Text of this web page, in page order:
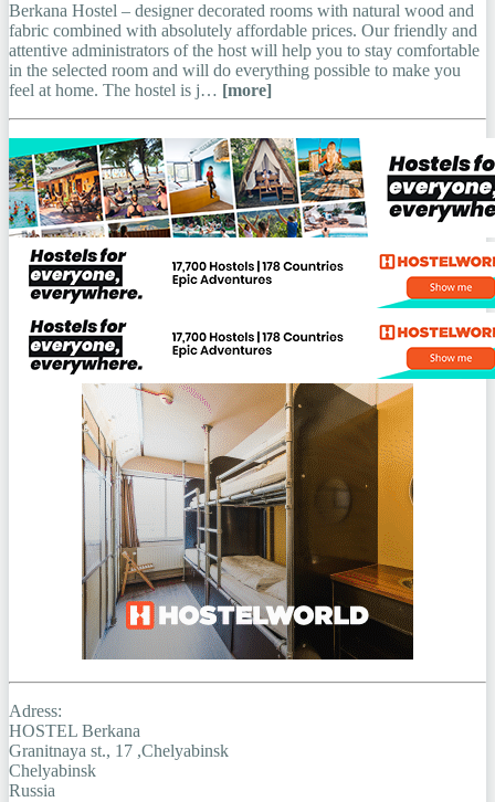
Berkana Hostel – designer decorated rooms with natural wood and
fabric combined with absolutely affordable prices. Our friendly and
attentive administrators of the host will help you to stay comfortable
in the selected room and will do everything possible to make you
feel at home. The hostel is j… [more]
Adress:
HOSTEL Berkana
Granitnaya st., 17 ,Chelyabinsk
Chelyabinsk
Russia